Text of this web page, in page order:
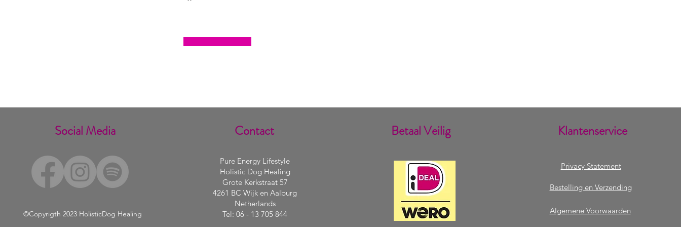
Social Media
©Copyrigth 2023HolisticDog Healing
Contact
Pure Energy Lifestyle
Holistic Dog Healing
Grote Kerkstraat 57
4261 BC Wijk en Aalburg
Netherlands
Tel: 06 - 13 705 844
Betaal Veilig Klantenservice
Privacy Statement
Bestelling en Verzending
Algemene Voorwaarden